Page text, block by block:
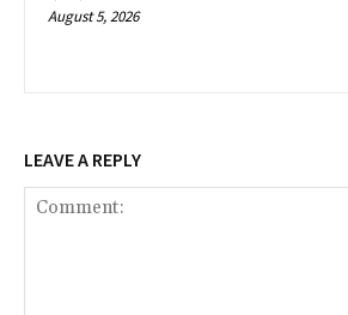
August 5, 2026
LEAVE A REPLY